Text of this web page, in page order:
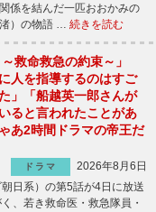
係を結んだ一匹おおかみの
）の物語 … 続きを読む
救命救急の約束～」
人を指導するのはすご
」「船越英一郎さんが
ると言われたことがあ
あ2時間ドラマの帝王だ
ドラマ
2026年8月6日
日系）の第5話が4日に放送
、若き救命医・救急隊員・